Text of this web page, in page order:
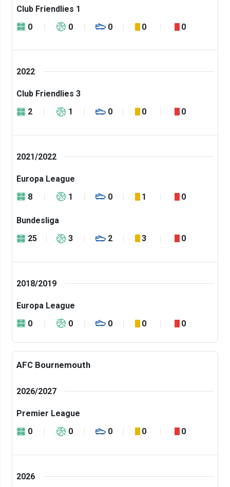
Club Friendlies 1
0
0 0 0 0
2022
Club Friendlies 3
2
1 0 0 0
2021/2022
Europa League
8
1 0 1 0
Bundesliga
25
3 2 3 0
2018/2019
Europa League
0
0 0 0 0
AFC Bournemouth
2026/2027
Premier League
0
0 0 0 0
2026